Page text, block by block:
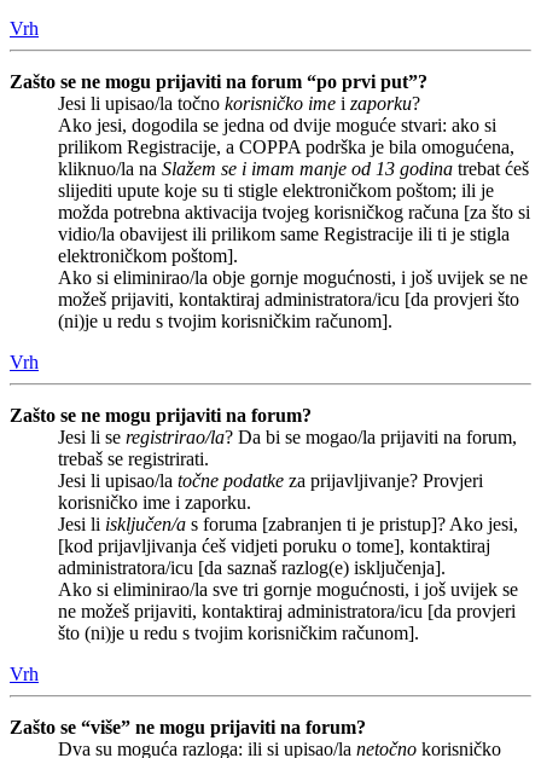
Vrh
Zašto se ne mogu prijaviti na forum “po prvi put”?
Jesi li upisao/la točno korisničko ime i zaporku?
Ako jesi, dogodila se jedna od dvije moguće stvari: ako si
prilikom Registracije, a COPPA podrška je bila omogućena,
kliknuo/la na Slažem se i imam manje od 13 godina trebat ćeš
slijediti upute koje su ti stigle elektroničkom poštom; ili je
možda potrebna aktivacija tvojeg korisničkog računa [za što si
vidio/la obavijest ili prilikom same Registracije ili ti je stigla
elektroničkom poštom].
Ako si eliminirao/la obje gornje mogućnosti, i još uvijek se ne
možeš prijaviti, kontaktiraj administratora/icu [da provjeri što
(ni)je u redu s tvojim korisničkim računom].
Vrh
Zašto se ne mogu prijaviti na forum?
Jesi li se registrirao/la? Da bi se mogao/la prijaviti na forum,
trebaš se registrirati.
Jesi li upisao/la točne podatke za prijavljivanje? Provjeri
korisničko ime i zaporku.
Jesi li isključen/a s foruma [zabranjen ti je pristup]? Ako jesi,
[kod prijavljivanja ćeš vidjeti poruku o tome], kontaktiraj
administratora/icu [da saznaš razlog(e) isključenja].
Ako si eliminirao/la sve tri gornje mogućnosti, i još uvijek se
ne možeš prijaviti, kontaktiraj administratora/icu [da provjeri
što (ni)je u redu s tvojim korisničkim računom].
Vrh
Zašto se “više” ne mogu prijaviti na forum?
Dva su moguća razloga: ili si upisao/la netočno korisničko